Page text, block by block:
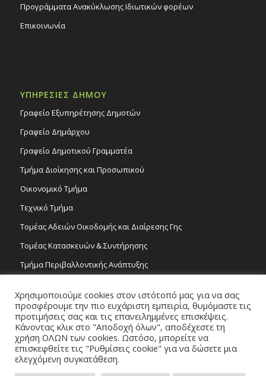
Προγράμματα Ανακύκλωσης Ιδιωτικών φορέων
Επικοινωνία
ΥΠΗΡΕΣΙΕΣ ΔΗΜΟΥ
Γραφείο Εξυπηρέτησης Δημοτών
Γραφείο Δημάρχου
Γραφείο Δημοτικού Γραμματέα
Τμήμα Διοίκησης και Προσωπικού
Οικονομικό Τμήμα
Τεχνικό Τμήμα
Τομέας Αδειών Οικοδομής και Διαίρεσης Γης
Τομέας Κατασκευών & Συντήρησης
Τμήμα Περιβαλλοντικής Ανάπτυξης
Τομέας Γραμμάτων και Τεχνών
Τροχονομία
Χρησιμοποιούμε cookies στον ιστότοπό μας για να σας
προσφέρουμε την πιο ευχάριστη εμπειρία, θυμόμαστε τις
προτιμήσεις σας και τις επανειλημμένες επισκέψεις.
Κάνοντας κλικ στο "Αποδοχή όλων", αποδέχεστε τη
χρήση ΟΛΩΝ των cookies. Ωστόσο, μπορείτε να
επισκεφθείτε τις "Ρυθμίσεις cookie" για να δώσετε μια
ελεγχόμενη συγκατάθεση.